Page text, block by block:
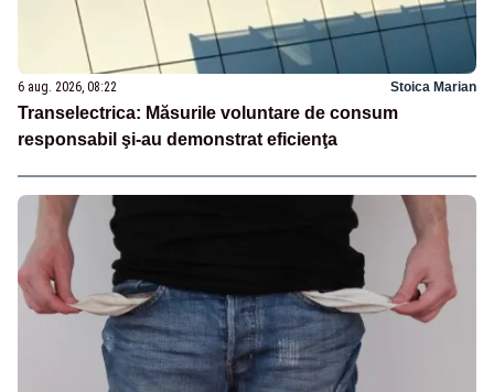
6 aug. 2026, 08:22 Stoica Marian
Transelectrica: Măsurile voluntare de consum
responsabil şi-au demonstrat eficienţa